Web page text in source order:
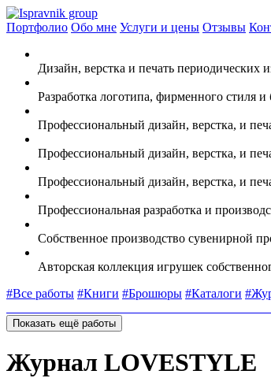
Портфолио Обо мне Услуги и цены Отзывы
Дизайн, верстка и печать периодических
Разработка логотипа, фирменного стиля и
Профессиональный дизайн, верстка, и
Профессиональный дизайн, верстка, и
Профессиональный дизайн, верстка, и
Профессиональная разработка и
Собственное производство сувенирной
Авторская коллекция игрушек
#Все работы #Книги #Брошюры #Каталоги
Показать ещё работы
Журнал LOVESTYLE